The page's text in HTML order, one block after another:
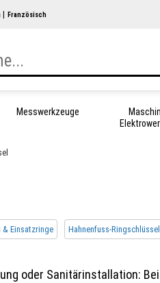
Französisch
Messwerkzeuge
& Einsatzringe Hahnenfuss-Ringschlüssel
oder Sanitärinstallation: Bei